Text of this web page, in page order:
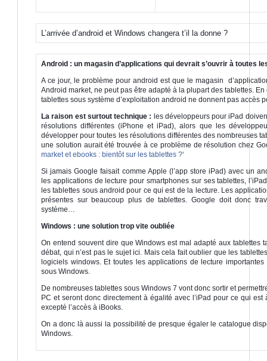
L’arrivée d’android et Windows changera t’il la donne ?
Android : un magasin d’applications qui devrait s’ouvrir à toutes
A ce jour, le problème pour android est que le magasin
Android market, ne peut pas être adapté à la plupart des tablettes.
tablettes sous système d’exploitation android ne donnent pas accès
La raison est surtout technique : les développeurs pour iPad
résolutions différentes (iPhone et iPad), alors que les
développer pour toutes les résolutions différentes des nombreuses
une solution aurait été trouvée à ce problème de résolution chez
market et ebooks : bientôt sur les tablettes ?‘
Si jamais Google faisait comme Apple (l’app store iPad) avec un
les applications de lecture pour smartphones sur ses tablettes,
les tablettes sous android pour ce qui est de la lecture. Les
présentes sur beaucoup plus de tablettes. Google doit donc
système…
Windows : une solution trop vite oubliée
On entend souvent dire que Windows est mal adapté aux tablettes
débat, qui n’est pas le sujet ici. Mais cela fait oublier que les
logiciels windows. Et toutes les applications de lecture
sous Windows.
De nombreuses tablettes sous Windows 7 vont donc sortir et
PC et seront donc directement à égalité avec l’iPad pour ce qui est
excepté l’accès à iBooks.
On a donc là aussi la possibilité de presque égaler le catalogue
Windows.